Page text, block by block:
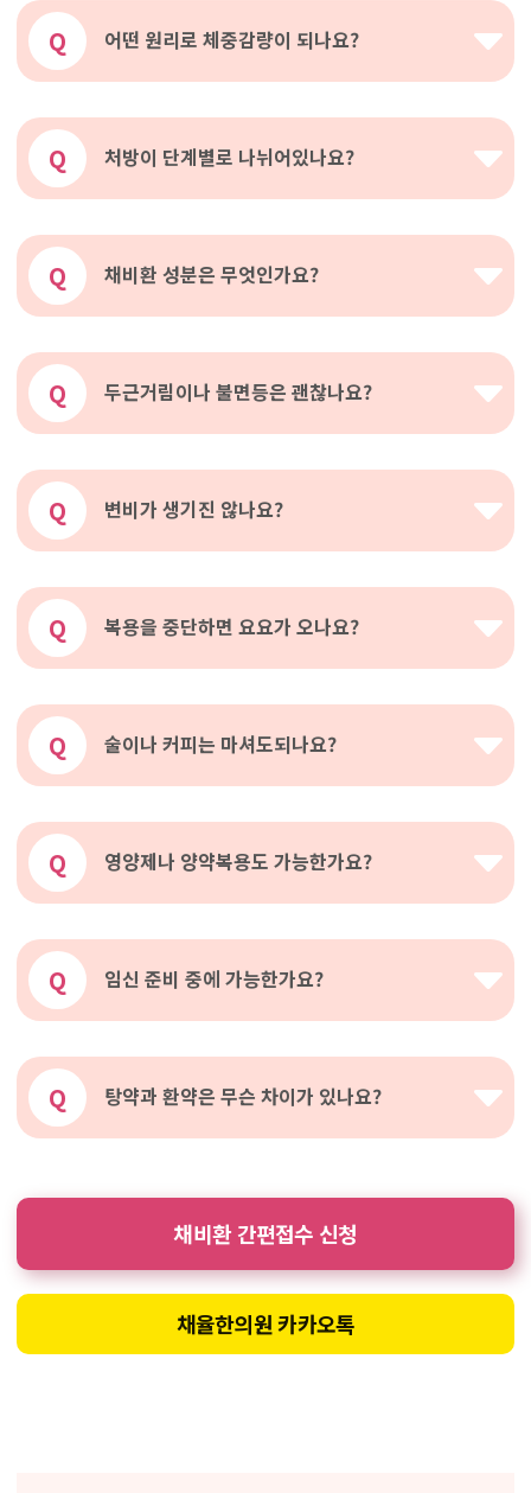
Q 어떤 원리로 체중감량이 되나요?
Q 처방이 단계별로 나뉘어있나요?
Q 채비환 성분은 무엇인가요?
Q 두근거림이나 불면등은 괜찮나요?
Q 변비가 생기진 않나요?
Q 복용을 중단하면 요요가 오나요?
Q 술이나 커피는 마셔도되나요?
Q 영양제나 양약복용도 가능한가요?
Q 임신 준비 중에 가능한가요?
Q 탕약과 환약은 무슨 차이가 있나요?
채비환 간편접수 신청
채율한의원 카카오톡